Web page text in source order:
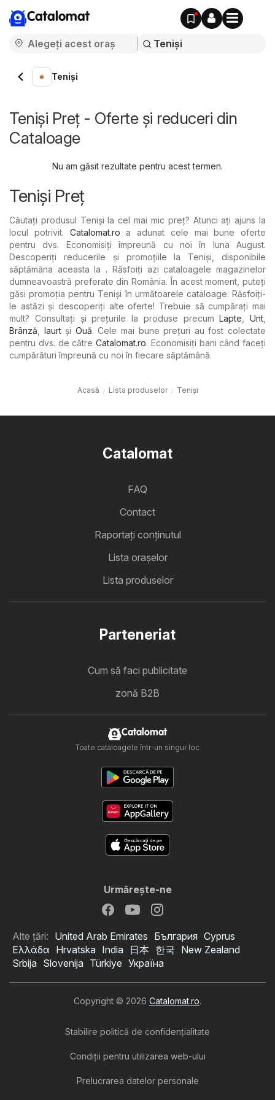
Catalomat
Teniși
Teniși Preț - Oferte și reduceri din
Cataloage
Nu am găsit rezultate pentru acest termen.
Teniși Preț
Căutați produsul Teniși la cel mai mic preț? Atunci ați ajuns la
locul potrivit. Catalomat.ro a adunat cele mai bune oferte
pentru dvs. Economisiți împreună cu noi în luna August.
Descoperiți reducerile și promoțiile la Teniși, disponibile
săptămâna aceasta la . Răsfoiți azi cataloagele magazinelor
dumneavoastră preferate din România. În acest moment, puteți
găsi promoția pentru Teniși în următoarele cataloage: Răsfoiți-
le astăzi și descoperiți alte oferte! Trebuie să cumpărați mai
mult? Consultați și prețurile la produse precumLapte Unt
Brânză
Iaurtşi Ouă. Cele mai bune prețuri au fost colectate
pentru dvs. de către Catalomat.ro. Economisiți bani când faceți
cumpărături împreună cu noi în fiecare săptămână.
Acasă Lista produselor Teniși
Catalomat
FAQ
Contact
Raportați conținutul
Lista oraşelor
Lista produselor
Parteneriat
Cum să faci publicitate
zonă B2B
Catalomat
Toate cataloagele într-un singur loc
Urmăreşte-ne
Alte țări: United Arab Emirates България Cyprus
Ελλάδα Hrvatska India 日本 한국 New Zealand
Srbija Slovenija Türkiye Україна
Copyright © 2026 Catalomat.ro.
Stabilire politică de confidenţialitate
Condiţii pentru utilizarea web-ului
Prelucrarea datelor personale